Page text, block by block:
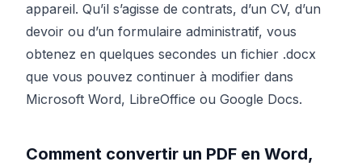
appareil. Qu’il s’agisse de contrats, d’un CV, d’un
devoir ou d’un formulaire administratif, vous
obtenez en quelques secondes un fichier .docx
que vous pouvez continuer à modifier dans
Microsoft Word, LibreOffice ou Google Docs.
Comment convertir un PDF en Word,